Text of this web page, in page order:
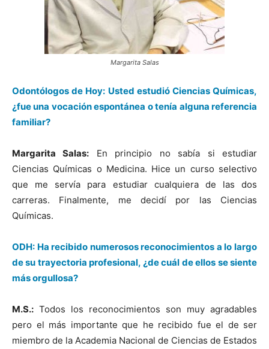
Margarita Salas
Odontólogos de Hoy: Usted estudió Ciencias Químicas,
¿fue una vocación espontánea o tenía alguna referencia
familiar?
Margarita Salas: En principio no sabía si estudiar
Ciencias Químicas o Medicina. Hice un curso selectivo
que me servía para estudiar cualquiera de las dos
carreras. Finalmente, me decidí por las Ciencias
Químicas.
ODH: Ha recibido numerosos reconocimientos a lo largo
de su trayectoria profesional, ¿de cuál de ellos se siente
más orgullosa?
M.S.: Todos los reconocimientos son muy agradables
pero el más importante que he recibido fue el de ser
miembro de la Academia Nacional de Ciencias de Estados